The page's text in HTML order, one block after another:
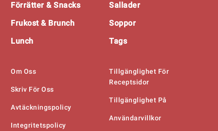
Förrätter & Snacks
Frukost & Brunch
Lunch
Sallader
Soppor
Tags
Om Oss
Skriv För Oss
Avtäckningspolicy
Integritetspolicy
Tillgänglighet För
Receptsidor
Tillgänglighet På
Användarvillkor